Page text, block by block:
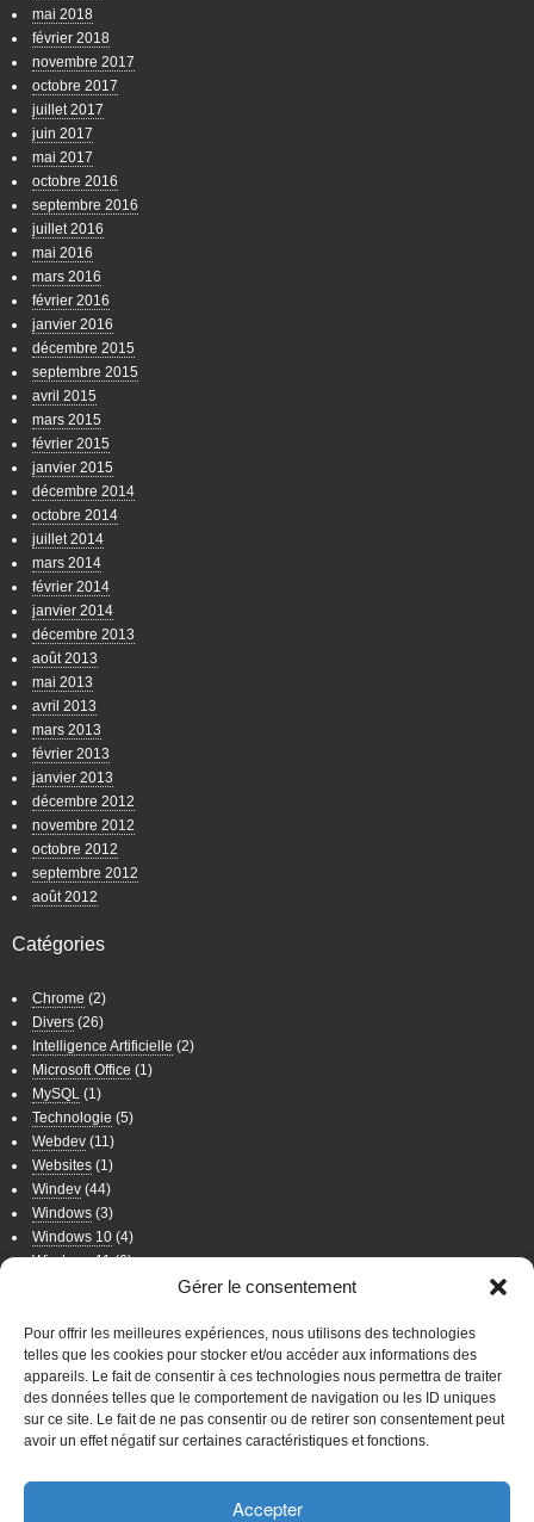
Gérer le consentement
Pour offrir les meilleures expériences, nous utilisons des technologies
telles que les cookies pour stocker et/ou accéder aux informations des
appareils. Le fait de consentir à ces technologies nous permettra de traiter
des données telles que le comportement de navigation ou les ID uniques
sur ce site. Le fait de ne pas consentir ou de retirer son consentement peut
avoir un effet négatif sur certaines caractéristiques et fonctions.
Accepter
mai 2018
février 2018
novembre 2017
octobre 2017
juillet 2017
juin 2017
mai 2017
octobre 2016
septembre 2016
juillet 2016
mai 2016
mars 2016
février 2016
janvier 2016
décembre 2015
septembre 2015
avril 2015
mars 2015
février 2015
janvier 2015
décembre 2014
octobre 2014
juillet 2014
mars 2014
février 2014
janvier 2014
décembre 2013
août 2013
mai 2013
avril 2013
mars 2013
février 2013
janvier 2013
décembre 2012
novembre 2012
octobre 2012
septembre 2012
août 2012
Catégories
Chrome (2)
Divers (26)
Intelligence Artificielle (2)
Microsoft Office (1)
MySQL (1)
Technologie (5)
Webdev (11)
Websites (1)
Windev (44)
Windows (3)
Windows 10 (4)
Windows 11(6)
Wordpress(8)
WordPress
Connexion